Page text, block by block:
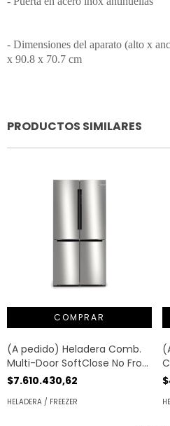
- Dimensiones del aparato (alto x
x 90.8 x 70.7 cm
PRODUCTOS SIMILARES
(A pedido) Heladera Comb.
Multi-Door SoftClose No Frost
605lt | Bosch®
$7.610.430,62
HELADERA / FREEZER